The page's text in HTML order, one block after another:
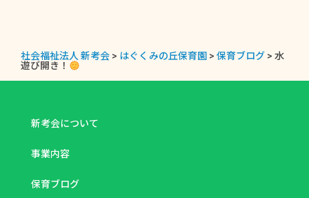
社会福祉法人 新考会 > はぐくみの丘保育園 > 保育ブログ > 水
遊び開き！
新考会について
事業内容
保育ブログ